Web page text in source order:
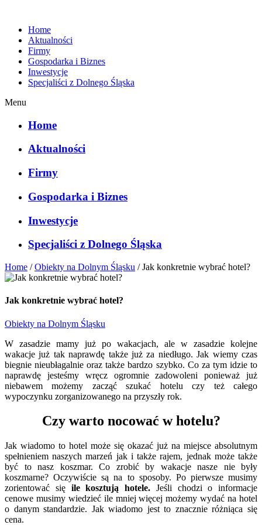
Home
Aktualności
Firmy
Gospodarka i Biznes
Inwestycje
Specjaliści z Dolnego Śląska
Menu
Home
Aktualności
Firmy
Gospodarka i Biznes
Inwestycje
Specjaliści z Dolnego Śląska
Home /Obiekty na Dolnym Śląsku /Jak konkretnie wybrać hotel?
Jak konkretnie wybrać hotel?
Obiekty na Dolnym Śląsku
W zasadzie mamy już po wakacjach, ale w zasadzie kolejne
wakacje już tak naprawdę także już za niedługo. Jak wiemy czas
biegnie nieubłagalnie oraz także bardzo szybko. Co za tym idzie to
naprawdę jesteśmy wręcz ogromnie zadowoleni ponieważ już
niebawem możemy zacząć szukać hotelu czy też całego
wypoczynku zorganizowanego na przyszły rok.
Czy warto nocować w hotelu?
Jak wiadomo to hotel może się okazać już na miejsce absolutnym
spełnieniem naszych marzeń jak i także rajem, jednak może także
być to nasz koszmar. Co zrobić by wakacje nasze nie były
koszmarne? Oczywiście są na to sposoby. Po pierwsze musimy
zorientować się ile kosztują hotele. Jeśli chodzi o informacje
cenowe musimy wiedzieć ile mniej więcej możemy wydać na hotel
o danym standardzie. Jak wiadomo jest to znacznie różniąca się
cena.